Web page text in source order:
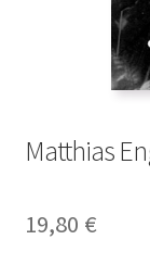
Matthias
19,80 €